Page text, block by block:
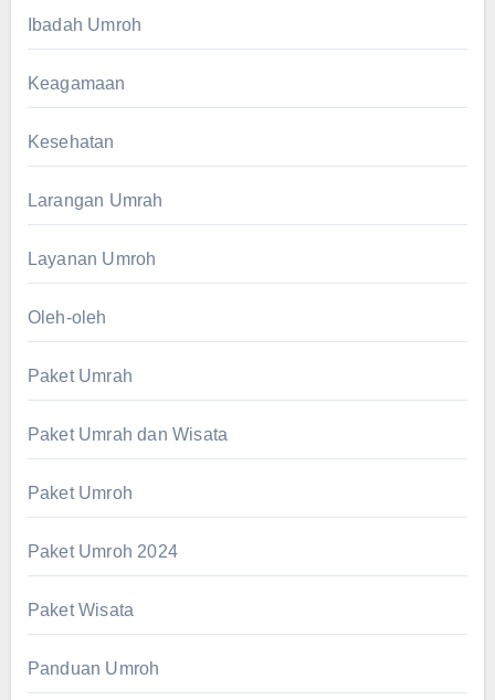
Ibadah Umroh
Keagamaan
Kesehatan
Larangan Umrah
Layanan Umroh
Oleh-oleh
Paket Umrah
Paket Umrah dan Wisata
Paket Umroh
Paket Umroh 2024
Paket Wisata
Panduan Umroh